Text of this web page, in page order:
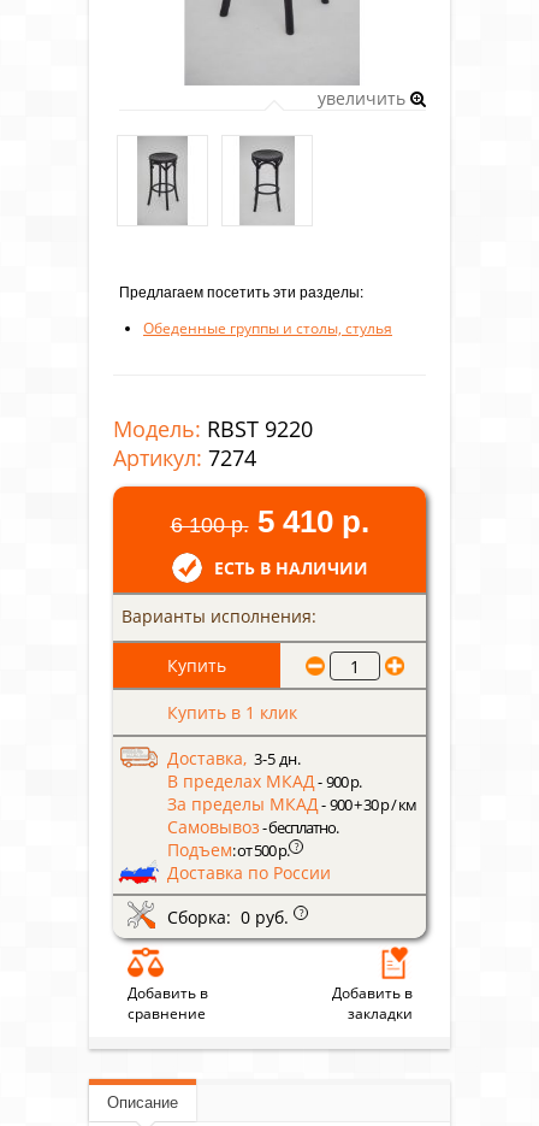
увеличить
Предлагаем посетить эти разделы:
Обеденные группы и столы, стулья
Модель: RBST 9220
Артикул: 7274
6 100 р. 5 410 р.
ЕСТЬ В НАЛИЧИИ
Варианты исполнения:
Купить в 1 клик
Доставка, 3-5 дн.
В пределах МКАД- 900 р.
За пределы МКАД- 900 + 30 р / км
Самовывоз- бесплатно.
Подъем: от 500 р. ?
Доставка по России
Сборка: 0 руб.
?
Добавить в
сравнение
Добавить в
закладки
Описание